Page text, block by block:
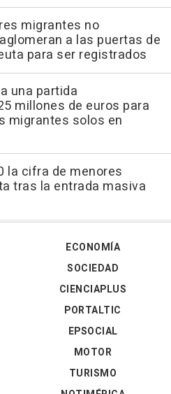
migrantes no
a las puertas de
para ser registrados
una partida
millones de euros para
migrantes solos en
la cifra de menores
tras la entrada masiva
ECONOMÍA
SOCIEDAD
CIENCIAPLUS
PORTALTIC
EPSOCIAL
MOTOR
TURISMO